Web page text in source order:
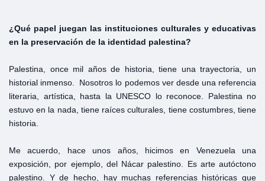
¿Qué papel juegan las instituciones culturales y educativas
en la preservación de la identidad palestina?
Palestina, once mil años de historia, tiene una trayectoria, un
historial inmenso. Nosotros lo podemos ver desde una referencia
literaria, artística, hasta la UNESCO lo reconoce. Palestina no
estuvo en la nada, tiene raíces culturales, tiene costumbres, tiene
historia.
Me acuerdo, hace unos años, hicimos en Venezuela una
exposición, por ejemplo, del Nácar palestino. Es arte autóctono
palestino. Y de hecho, hay muchas referencias históricas que